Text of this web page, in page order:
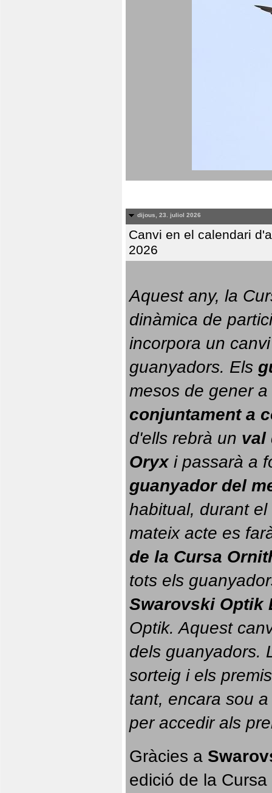
dijous, 23. juliol 2026
Canvi en el calendari
2026
Aquest any, la
dinàmica de
incorpora un
guanyadors. Els
conjuntament a
d'ells rebrà un val
Oryx i passarà a
guanyador del
habitual, durant el
mateix acte es
de la Cursa
tots els
Swarovski Optik
Optik. Aquest
dels guanyadors.
sorteig i els
tant, encara sou
per accedir als
Gràcies a
edició de la